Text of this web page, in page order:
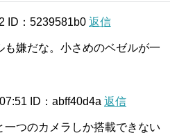
ID：5239581b0 返信
も嫌だな。小さめのベゼルが一
ID：abff40d4a 返信
一つのカメラしか搭載できない